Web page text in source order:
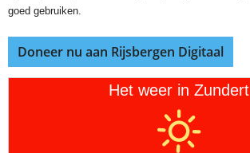
goed gebruiken.
Doneer nu aan Rijsbergen Digitaal
Het weer in Zundert